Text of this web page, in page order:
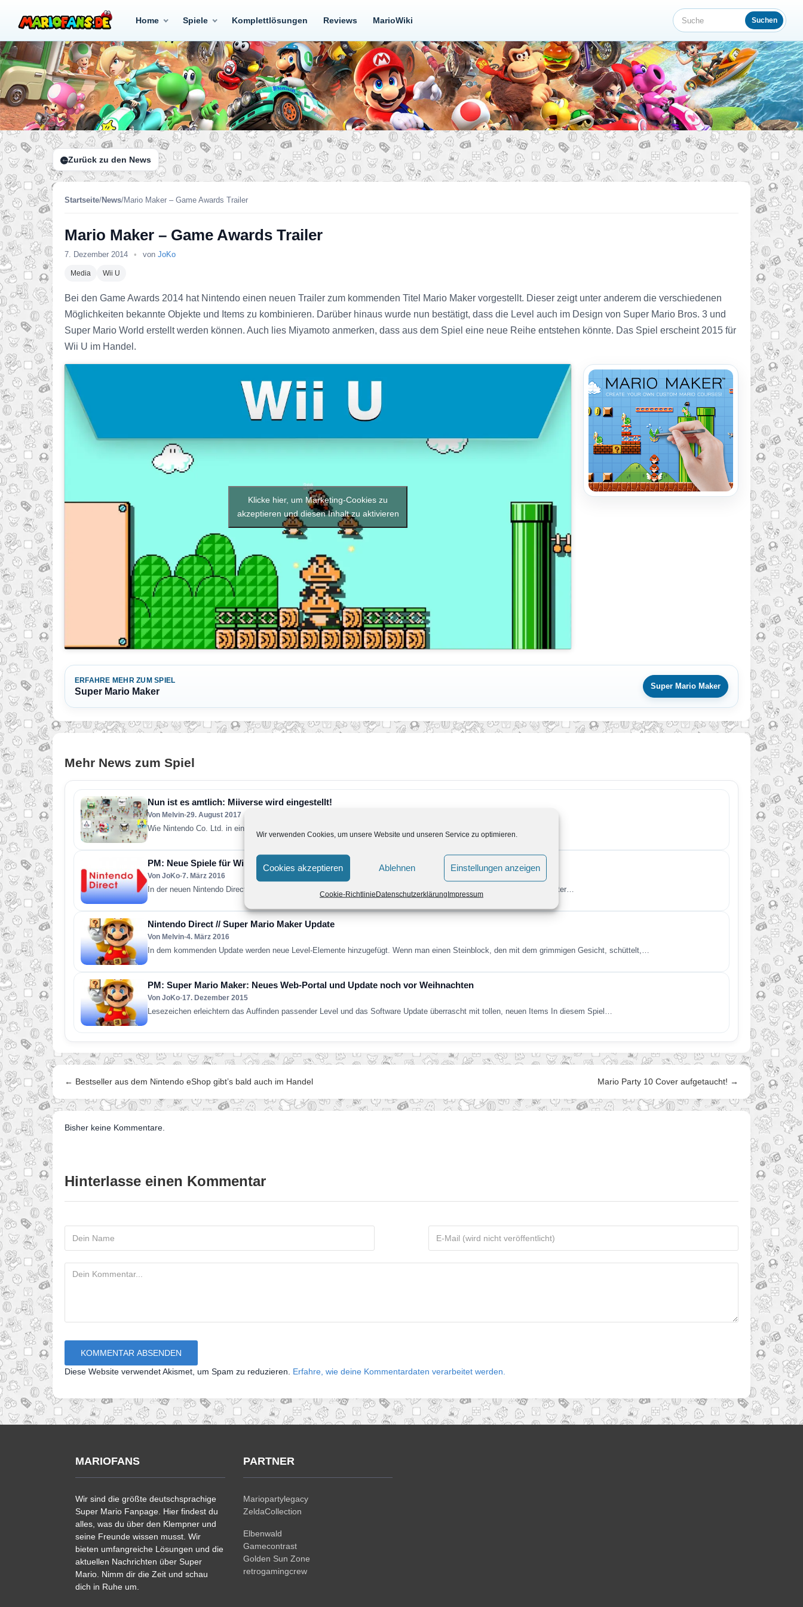
Wir verwenden Cookies, um unsere Website und unseren Service zu optimieren.
Cookies akzeptieren Ablehnen Einstellungen anzeigen
Cookie-RichtlinieDatenschutzerklärungImpressum
Home Spiele Komplettlösungen Reviews MarioWiki Suche Suchen
Zurück zu den News
Startseite/News/Mario Maker – Game Awards Trailer
Mario Maker – Game Awards Trailer
7. Dezember 2014 • von JoKo
Media Wii U
Bei den Game Awards 2014 hat Nintendo einen neuen Trailer zum kommenden Titel Mario Maker vorgestellt. Dieser zeigt unter anderem die verschiedenen
Möglichkeiten bekannte Objekte und Items zu kombinieren. Darüber hinaus wurde nun bestätigt, dass die Level auch im Design von Super Mario Bros. 3 und
Super Mario World erstellt werden können. Auch lies Miyamoto anmerken, dass aus dem Spiel eine neue Reihe entstehen könnte. Das Spiel erscheint 2015 für
Wii U im Handel.
Klicke hier, um Marketing-Cookies zu
akzeptieren und diesen Inhalt zu aktivieren
ERFAHRE MEHR ZUM SPIEL
Super Mario Maker
Super Mario Maker
Mehr News zum Spiel
Nun ist es amtlich: Miiverse wird eingestellt!
Von Melvin•29. August 2017
Wie Nintendo Co. Ltd. in einem Post nun bekannt gab wird der Konzern den Service Miiverse für Wii…
PM: Neue Spiele für Wii U und Nintendo 3DS im Frühling, Sommer und darüber hinaus
Von JoKo•7. März 2016
In der neuen Nintendo Direct-Übertragung wurden neue Spiele mit Kirby und Paper Mario sowie ein neues Monster Hunter…
Nintendo Direct // Super Mario Maker Update
Von Melvin•4. März 2016
In dem kommenden Update werden neue Level-Elemente hinzugefügt. Wenn man einen Steinblock, den mit dem grimmigen Gesicht, schüttelt,…
PM: Super Mario Maker: Neues Web-Portal und Update noch vor Weihnachten
Von JoKo•17. Dezember 2015
Lesezeichen erleichtern das Auffinden passender Level und das Software Update überrascht mit tollen, neuen Items In diesem Spiel…
← Bestseller aus dem Nintendo eShop gibt’s bald auch im Handel Mario Party 10 Cover aufgetaucht! →
Bisher keine Kommentare.
Hinterlasse einen Kommentar
Diese Website verwendet Akismet, um Spam zu reduzieren. Erfahre, wie deine Kommentardaten verarbeitet werden.
MARIOFANS
Wir sind die größte deutschsprachige
Super Mario Fanpage. Hier findest du
alles, was du über den Klempner und
seine Freunde wissen musst. Wir
bieten umfangreiche Lösungen und die
aktuellen Nachrichten über Super
Mario. Nimm dir die Zeit und schau
dich in Ruhe um.
PARTNER
Mariopartylegacy
ZeldaCollection
Elbenwald
Gamecontrast
Golden Sun Zone
retrogamingcrew